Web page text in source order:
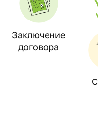
Заключение
договора